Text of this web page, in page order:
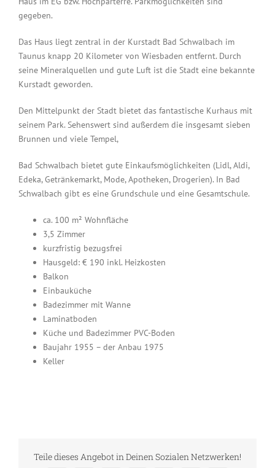
gegeben.
Das Haus liegt zentral in der Kurstadt Bad Schwalbach im
Taunus knapp 20 Kilometer von Wiesbaden entfernt. Durch
seine Mineralquellen und gute Luft ist die Stadt eine bekannte
Kurstadt geworden.
Den Mittelpunkt der Stadt bietet das fantastische Kurhaus mit
seinem Park. Sehenswert sind außerdem die insgesamt sieben
Brunnen und viele Tempel,
Bad Schwalbach bietet gute Einkaufsmöglichkeiten (Lidl, Aldi,
Edeka, Getränkemarkt, Mode, Apotheken, Drogerien). In Bad
Schwalbach gibt es eine Grundschule und eine Gesamtschule.
ca. 100 m² Wohnfläche
3,5 Zimmer
kurzfristig bezugsfrei
Hausgeld: € 190 inkl. Heizkosten
Balkon
Einbauküche
Badezimmer mit Wanne
Laminatboden
Küche und Badezimmer PVC-Boden
Baujahr 1955 – der Anbau 1975
Keller
Teile dieses Angebot in Deinen Sozialen Netzwerken!